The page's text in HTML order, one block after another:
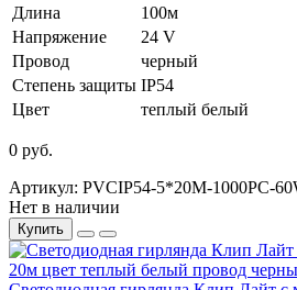
Длина
100м
Напряжение
24 V
Провод
черный
Степень защиты IP54
Цвет
теплый белый
0 руб.
Артикул: PVCIP54-5*20M-1000PC-
Нет в наличии
Купить